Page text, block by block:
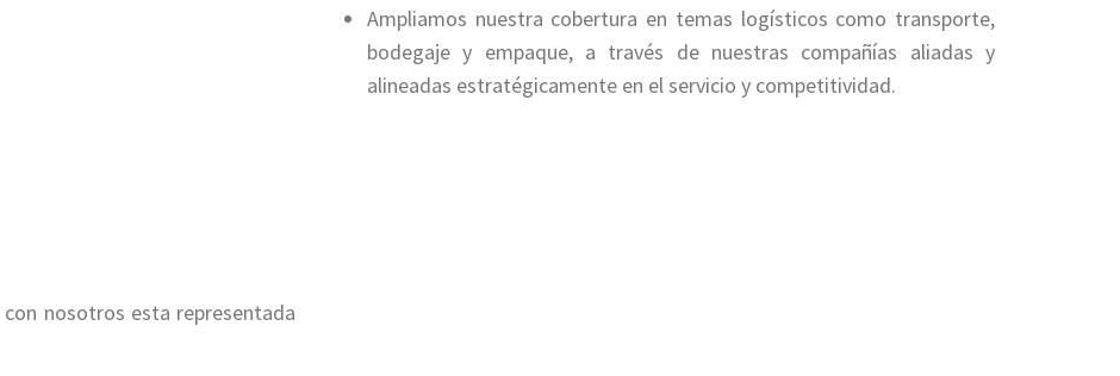
Ampliamos nuestra cobertura en temas logísticos como transporte,
bodegaje y empaque, a través de nuestras compañías aliadas y
alineadas estratégicamente en el servicio y competitividad.
nosotros esta representada